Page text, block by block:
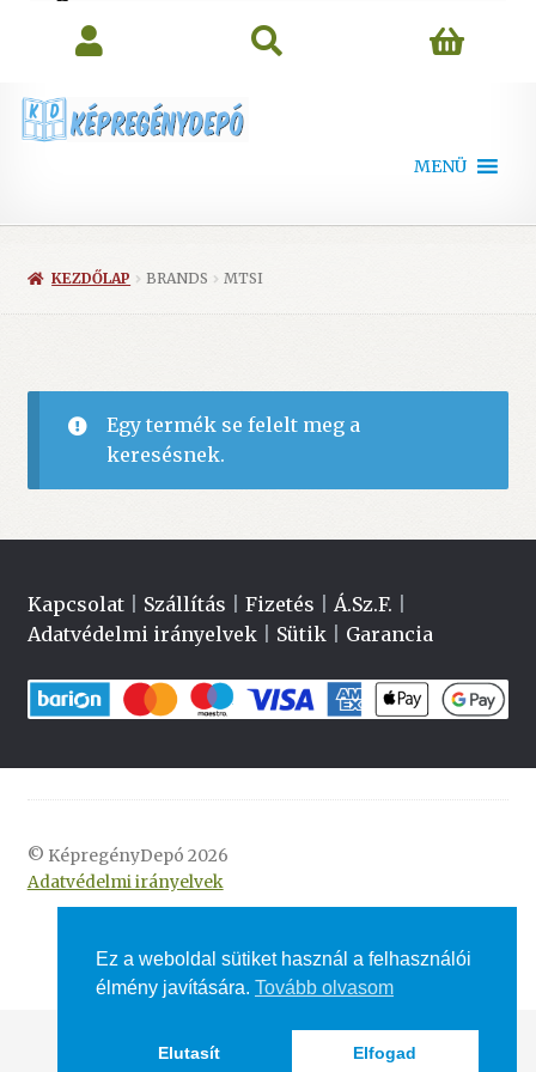
MENÜ
KEZDŐLAP BRANDS MTSI
Egy termék se felelt meg a
keresésnek.
Kapcsolat| Szállítás Fizetés Á.Sz.F.
Adatvédelmi irányelvek| Sütik| Garancia
© KépregényDepó 2026
Adatvédelmi irányelvek
Ez a weboldal sütiket használ a felhasználói
élmény javítására. Tovább olvasom
Elutasít Elfogad